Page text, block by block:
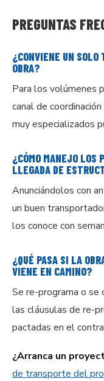
PREGUNTAS
¿CONVIENE UN SOLO
OBRA?
Para los volúmenes
canal de
muy especializados
¿CÓMO MANEJO LOS
LLEGADA DE
Anunciándolos con
un buen
los conoce con
¿QUÉ PASA SI LA
VIENE EN CAMINO?
Se re-programa o se
las cláusulas de re-
pactadas en el
¿Arranca un
de transporte del